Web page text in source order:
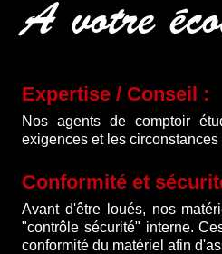
À votre
Expertise / Conseil :
Nos agents de comptoir
exigences et les
Conformité et
Avant d'être loués, nos
"contrôle sécurité" interne.
conformité du matériel afin